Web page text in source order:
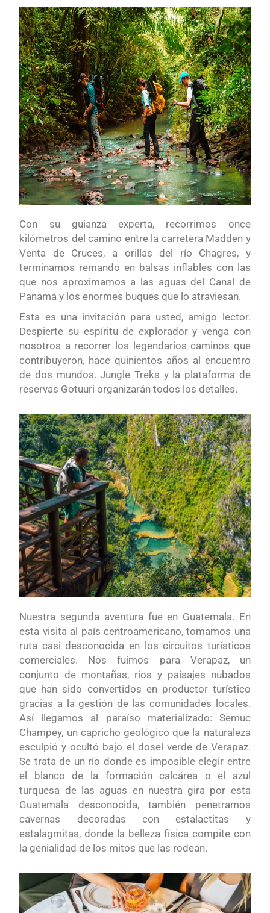
Con su guianza experta, recorrimos once
kilómetros del camino entre la carretera Madden y
Venta de Cruces, a orillas del río Chagres, y
terminamos remando en balsas inflables con las
que nos aproximamos a las aguas del Canal de
Panamá y los enormes buques que lo atraviesan.
Esta es una invitación para usted, amigo lector.
Despierte su espíritu de explorador y venga con
nosotros a recorrer los legendarios caminos que
contribuyeron, hace quinientos años al encuentro
de dos mundos. Jungle Treks y la plataforma de
reservas Gotuuri organizarán todos los detalles.
Nuestra segunda aventura fue en Guatemala. En
esta visita al país centroamericano, tomamos una
ruta casi desconocida en los circuitos turísticos
comerciales. Nos fuimos para Verapaz, un
conjunto de montañas, ríos y paisajes nubados
que han sido convertidos en productor turístico
gracias a la gestión de las comunidades locales.
Así llegamos al paraíso materializado: Semuc
Champey, un capricho geológico que la naturaleza
esculpió y ocultó bajo el dosel verde de Verapaz.
Se trata de un río donde es imposible elegir entre
el blanco de la formación calcárea o el azul
turquesa de las aguas en nuestra gira por esta
Guatemala desconocida, también penetramos
cavernas decoradas con estalactitas y
estalagmitas, donde la belleza física compite con
la genialidad de los mitos que las rodean.